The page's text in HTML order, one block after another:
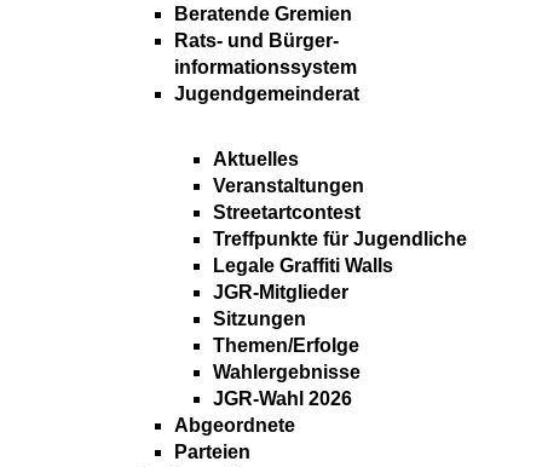
Beratende Gremien
Rats- und Bürger-
informationssystem
Jugendgemeinderat
Aktuelles
Veranstaltungen
Streetartcontest
Treffpunkte für Jugendliche
Legale Graffiti Walls
JGR-Mitglieder
Sitzungen
Themen/Erfolge
Wahlergebnisse
JGR-Wahl 2026
Abgeordnete
Parteien